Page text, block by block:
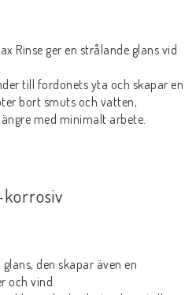
Rinse ger en strålande glans vid
till fordonets yta och skapar en
bort smuts och vatten,
med minimalt arbete.
korrosiv
den skapar även en
och vind.